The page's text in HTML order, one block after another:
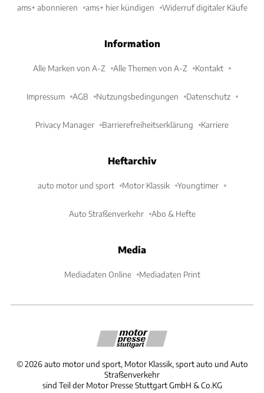
ams+ abonnieren ams+ hier kündigen Widerruf digitaler Käufe
Information
Alle Marken von A-Z Alle Themen von A-Z Kontakt
Impressum AGB Nutzungsbedingungen Datenschutz
Privacy Manager Barrierefreiheitserklärung Karriere
Heftarchiv
auto motor und sport Motor Klassik Youngtimer
Auto Straßenverkehr Abo & Hefte
Media
Mediadaten Online Mediadaten Print
©2026 auto motor und sport, Motor Klassik, sport auto und Auto
Straßenverkehr
sind Teil der Motor Presse Stuttgart GmbH & Co.KG